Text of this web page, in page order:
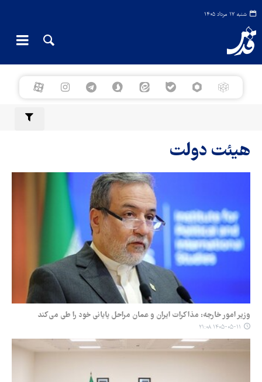
شنبه ۱۷ مرداد ۱۴۰۵
هیئت دولت
وزیر امور خارجه: مذاکرات ایران و عمان مراحل پایانی خود را طی می‌کند
۱۴۰۵-۰۵-۱۱ ۲۱:۰۸